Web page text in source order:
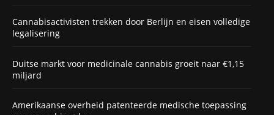
Cannabisactivisten trekken door Berlijn en eisen volledige
legalisering
Duitse markt voor medicinale cannabis groeit naar €1,15
miljard
Amerikaanse overheid patenteerde medische toepassing